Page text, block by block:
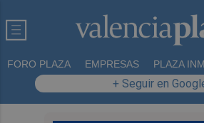
FORO PLAZA EMPRESAS PLAZA
+ Seguir en